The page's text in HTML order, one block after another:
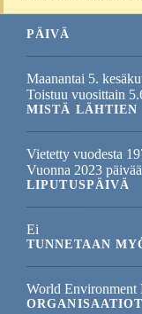
PÄIVÄ
Maanantai 5.
Toistuu vuosittain
MISTÄ LÄHTIEN
Vietetty vuodesta
Vuonna 2023
LIPUTUSPÄIVÄ
Ei
TUNNETAAN
World Environment
ORGANISAATIOT